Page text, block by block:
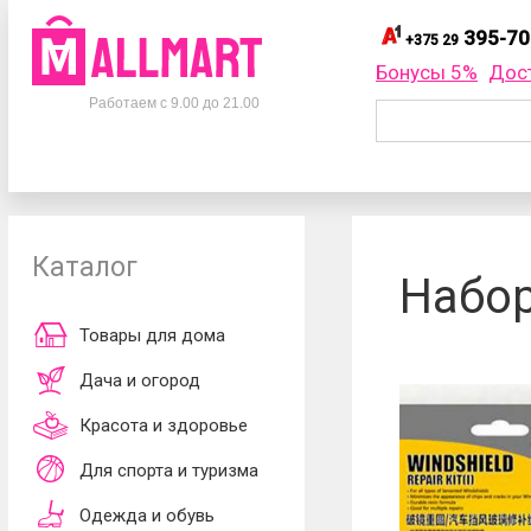
Телефоны
+375 33395-70-75
Работаем с 9.00 до 21.00
+375 29 395-
+375 29
обработки
принимаю
Бонусы 5%
Каталог
Товары для дома
Дача и огород
Красота и здоровье
Для спорта и туризма
Одежда и обувь